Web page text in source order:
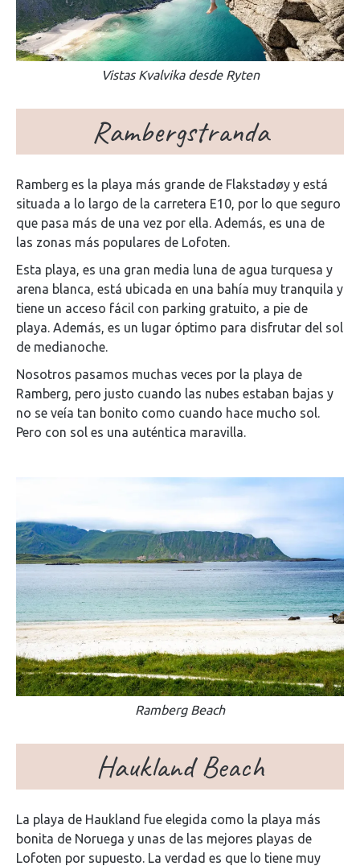
Vistas Kvalvika desde Ryten
Rambergstranda
Ramberg es la playa más grande de Flakstadøy y está
situada a lo largo de la carretera E10, por lo que seguro
que pasa más de una vez por ella. Además, es una de
las zonas más populares de Lofoten.
Esta playa, es una gran media luna de agua turquesa y
arena blanca, está ubicada en una bahía muy tranquila y
tiene un acceso fácil con parking gratuito, a pie de
playa. Además, es un lugar óptimo para disfrutar del sol
de medianoche.
Nosotros pasamos muchas veces por la playa de
Ramberg, pero justo cuando las nubes estaban bajas y
no se veía tan bonito como cuando hace mucho sol.
Pero con sol es una auténtica maravilla.
Ramberg Beach
Haukland Beach
La playa de Haukland fue elegida como la playa más
bonita de Noruega y unas de las mejores playas de
Lofoten por supuesto. La verdad es que lo tiene muy